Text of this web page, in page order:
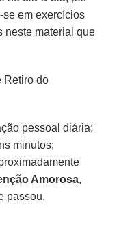
se em exercícios
neste material que
Retiro do
pessoal diária;
minutos;
Amorosa,
passou.